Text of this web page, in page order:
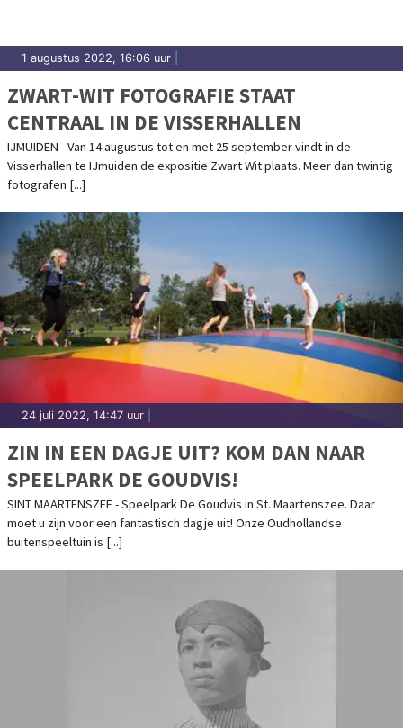
1 augustus 2022, 16:06 uur
ZWART-WIT FOTOGRAFIE STAAT
CENTRAAL IN DE VISSERHALLEN
IJMUIDEN - Van 14 augustus tot en met 25 september vindt in de
Visserhallen te IJmuiden de expositie Zwart Wit plaats. Meer dan twintig
fotografen [...]
24 juli 2022, 14:47 uur
ZIN IN EEN DAGJE UIT? KOM DAN NAAR
SPEELPARK DE GOUDVIS!
SINT MAARTENSZEE - Speelpark De Goudvis in St. Maartenszee. Daar
moet u zijn voor een fantastisch dagje uit! Onze Oudhollandse
buitenspeeltuin is [...]